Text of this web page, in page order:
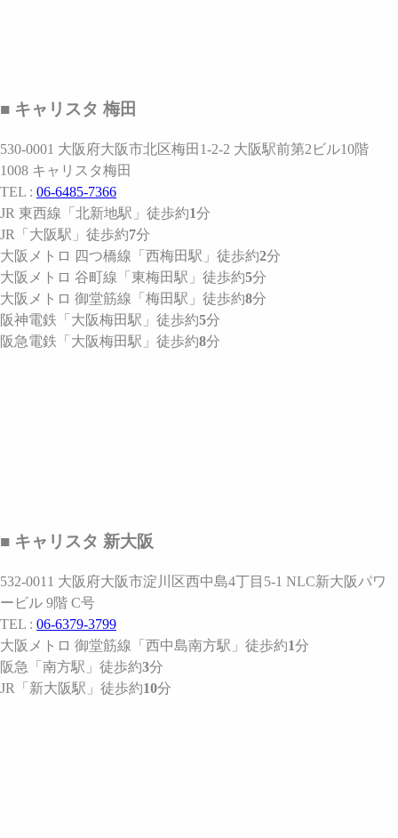
■ キャリスタ 梅田
530-0001 大阪府大阪市北区梅田1-2-2 大阪駅前第2ビル10階
1008 キャリスタ梅田
TEL : 06-6485-7366
JR 東西線 「北新地駅」 徒歩約1分
JR
「大阪駅」 徒歩約7分
大阪メトロ 四つ橋線 「西梅田駅」 徒歩約2分
大阪メトロ 谷町線 「東梅田駅」 徒歩約5分
大阪メトロ 御堂筋線 「梅田駅」 徒歩約8分
阪神電鉄 「大阪梅田駅」 徒歩約5分
阪急電鉄 「大阪梅田駅」 徒歩約8分
■ キャリスタ 新大阪
532-0011 大阪府大阪市淀川区西中島4丁目5-1 NLC新大阪パワ
ービル 9階 C号
TEL : 06-6379-3799
大阪メトロ 御堂筋線 「西中島南方駅」 徒歩約1分
阪急
「南方駅」 徒歩約3分
JR
「新大阪駅」 徒歩約10分